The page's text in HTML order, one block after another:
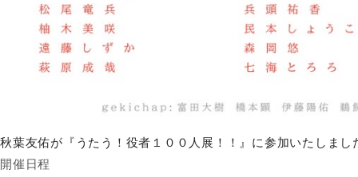
秋葉友佑が『うたう！役者１００人展！！』に参加いたしまし
開催日程